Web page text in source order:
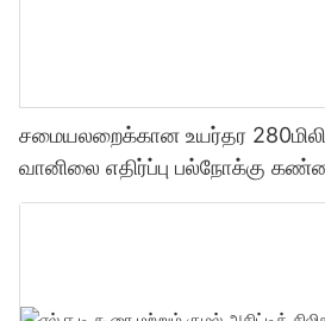
சமையலறைக்கான உயர்தர 280மிலி
வானிலை எதிர்ப்பு பல்நோக்கு
சீலண்ட்